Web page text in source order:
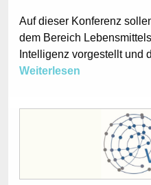
Auf dieser Konferenz
dem Bereich
Intelligenz vorgestellt und
Weiterlesen